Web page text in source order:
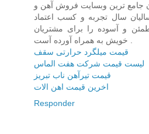
جامع ترین وبسایت فروش آهن و
سال تجربه و کسب اعتماد
و آسوده را برای مشتریان
خویش به همراه آورده آست .
قیمت میلگرد حرارتی سقف
لیست قیمت شرکت هفت الماس
قیمت تیرآهن ناب تبریز
اخرین قیمت اهن الات
Responder